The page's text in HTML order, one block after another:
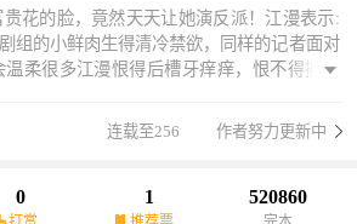
花的脸，竟然天天让她演反派！江漫表示:
组的小鲜肉生得清冷禁欲，同样的记者面对
柔很多江漫恨得后槽牙痒痒，恨不得撕开
巴狼·致暮一脸无辜:“姐姐自己投怀送抱，难
连载至256 作者努力更新中
0 1 520860